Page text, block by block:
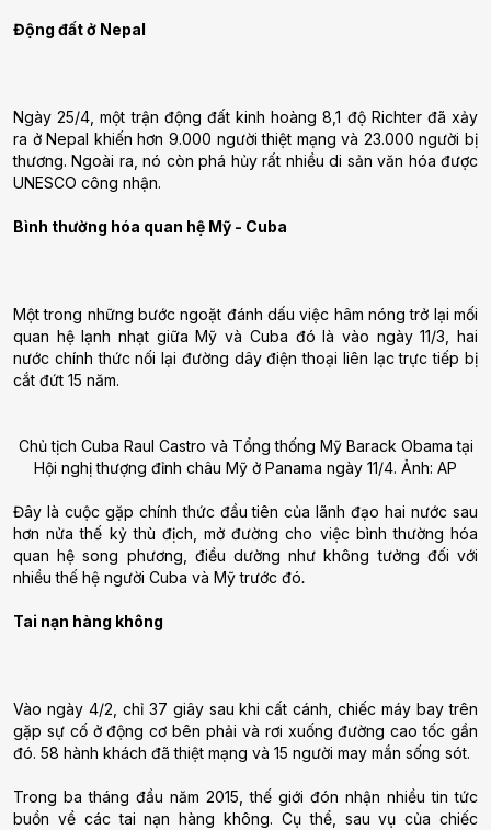
Động đất ở Nepal
Ngày 25/4, một trận động đất kinh hoàng 8,1 độ Richter đã xảy
ra ở Nepal khiến hơn 9.000 người thiệt mạng và 23.000 người bị
thương. Ngoài ra, nó còn phá hủy rất nhiều di sản văn hóa được
UNESCO công nhận.
Bình thường hóa quan hệ Mỹ - Cuba
Một trong những bước ngoặt đánh dấu việc hâm nóng trở lại mối
quan hệ lạnh nhạt giữa Mỹ và Cuba đó là vào ngày 11/3, hai
nước chính thức nối lại đường dây điện thoại liên lạc trực tiếp bị
cắt đứt 15 năm.
Chủ tịch Cuba Raul Castro và Tổng thống Mỹ Barack Obama tại
Hội nghị thượng đỉnh châu Mỹ ở Panama ngày 11/4. Ảnh: AP
Đây là cuộc gặp chính thức đầu tiên của lãnh đạo hai nước sau
hơn nửa thế kỷ thù địch, mở đường cho việc bình thường hóa
quan hệ song phương, điều dường như không tưởng đối với
nhiều thế hệ người Cuba và Mỹ trước đó.
Tai nạn hàng không
Vào ngày 4/2, chỉ 37 giây sau khi cất cánh, chiếc máy bay trên
gặp sự cố ở động cơ bên phải và rơi xuống đường cao tốc gần
đó. 58 hành khách đã thiệt mạng và 15 người may mắn sống sót.
Trong ba tháng đầu năm 2015, thế giới đón nhận nhiều tin tức
buồn về các tai nạn hàng không. Cụ thể, sau vụ của chiếc